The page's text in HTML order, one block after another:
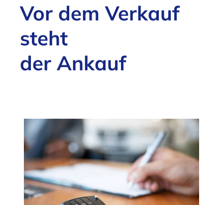
Vor dem Verkauf
steht
der Ankauf